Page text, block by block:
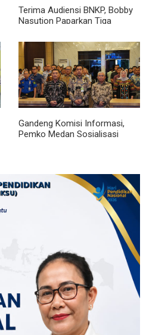
Terima Audiensi BNKP, Bobby
Nasution Paparkan Tiga
Kepulauan Nias
Gandeng Komisi Informasi,
Pemko Medan Sosialisasi